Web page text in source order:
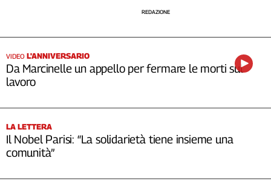
REDAZIONE
VIDEO L'ANNIVERSARIO
Da Marcinelle un appello per fermare le morti sul
lavoro
LA LETTERA
Il Nobel Parisi: “La solidarietà tiene insieme una
comunità”